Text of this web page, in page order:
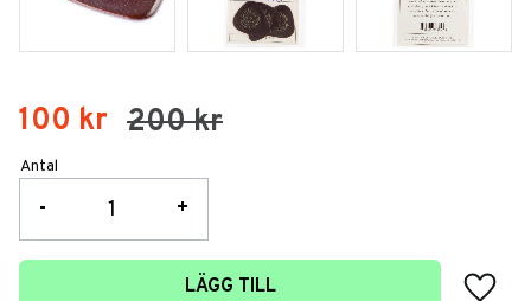
Nedsatt pris:
100 kr Ordinarie pris:
200kr
Antal
+
-
LÄGG TILL
Lägg